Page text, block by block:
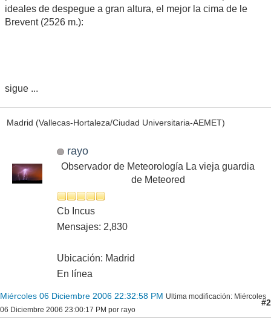
ideales de despegue a gran altura, el mejor la cima de le
Brevent (2526 m.):
sigue ...
Madrid (Vallecas-Hortaleza/Ciudad Universitaria-AEMET)
rayo
Observador de Meteorología La vieja guardia
de Meteored
Cb Incus
Mensajes: 2,830
Ubicación: Madrid
En línea
Miércoles 06 Diciembre 2006 22:32:58 PM Ultima modificación: Miércoles
06 Diciembre 2006 23:00:17 PM por rayo
#2